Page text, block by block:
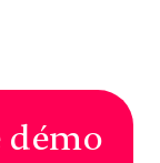
démo